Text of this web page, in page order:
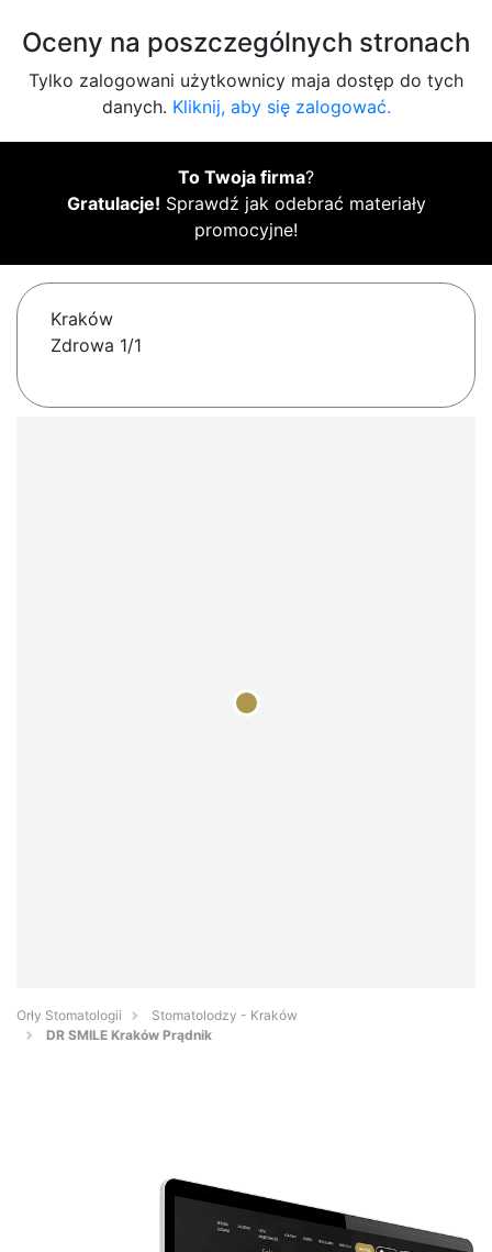
Oceny na poszczególnych stronach
Tylko zalogowani użytkownicy maja dostęp do tych
danych. Kliknij, aby się zalogować.
To Twoja firma?
Gratulacje! Sprawdź jak odebrać materiały
promocyjne!
Kraków
Zdrowa 1/1
Orły Stomatologii
Stomatolodzy - Kraków
DR SMILE Kraków Prądnik